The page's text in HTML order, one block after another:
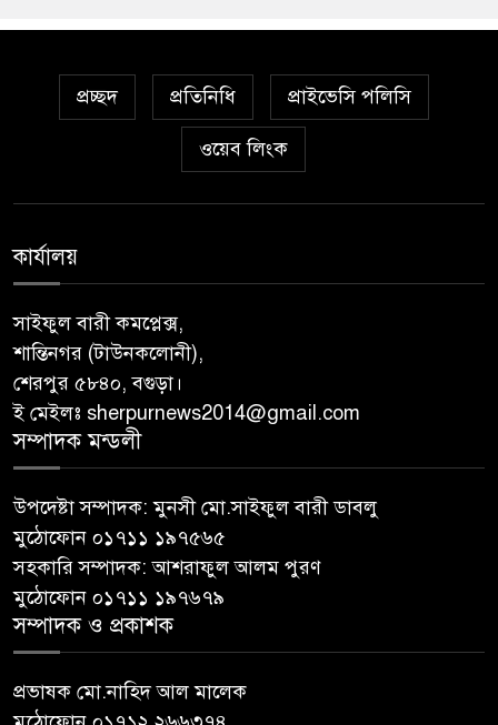
প্রচ্ছদ প্রতিনিধি প্রাইভেসি পলিসি
ওয়েব লিংক
কার্যালয়
সাইফুল বারী কমপ্লেক্স,
শান্তিনগর (টাউনকলোনী),
শেরপুর ৫৮৪০, বগুড়া।
ই মেইলঃ sherpurnews2014@gmail.com
সম্পাদক মন্ডলী
উপদেষ্টা সম্পাদক: মুনসী মো.সাইফুল বারী ডাবলু
মুঠোফোন ০১৭১১ ১৯৭৫৬৫
সহকারি সম্পাদক: আশরাফুল আলম পুরণ
মুঠোফোন ০১৭১১ ১৯৭৬৭৯
সম্পাদক ও প্রকাশক
প্রভাষক মো.নাহিদ আল মালেক